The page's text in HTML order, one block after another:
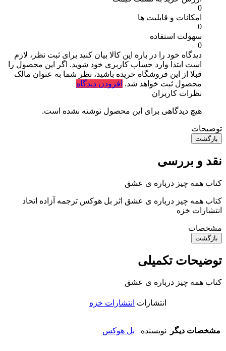
0
امکانات و قابلیت ها
0
سهولت استفاده
0
دیدگاه خود را در باره این کالا بیان کنید برای ثبت نظر، لازم
است ابتدا وارد حساب کاربری خود شوید. اگر این محصول را
قبلا از این فروشگاه خریده باشید، نظر شما به عنوان مالک
محصول ثبت خواهد شد. افزودن دیدگاه
نظرات کاربران
هیچ دیدگاهی برای این محصول نوشته نشده است.
توضیحات
بازگشت
نقد و بررسی
کتاب همه چیز درباره‌ ی عشق
کتاب همه چیز درباره‌ ی عشق اثر بل هوکس ترجمه آزاده اتحاد
انتشارات خزه
مشخصات
بازگشت
توضیحات تکمیلی
کتاب همه چیز درباره‌ ی عشق
مشخصات دیگر
انتشارات انتشارات خزه
نویسنده بل هوکس